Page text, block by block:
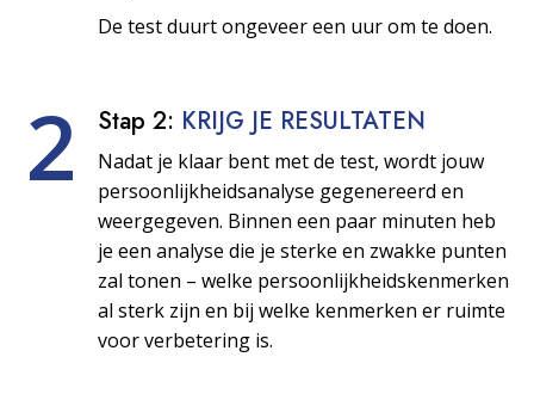
De test duurt ongeveer een uur om te doen.
2 Stap 2: KRIJG JE RESULTATEN
Nadat je klaar bent met de test, wordt jouw
persoonlijkheids­analyse gegenereerd en
weergegeven. Binnen een paar minuten heb
je een analyse die je sterke en zwakke punten
zal tonen – welke persoonlijkheids­kenmerken
al sterk zijn en bij welke kenmerken er ruimte
voor verbetering is.